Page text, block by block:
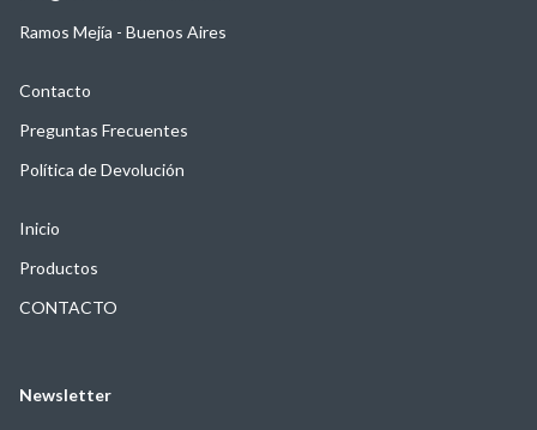
Ramos Mejía - Buenos Aires
Contacto
Preguntas Frecuentes
Política de Devolución
Inicio
Productos
CONTACTO
Newsletter